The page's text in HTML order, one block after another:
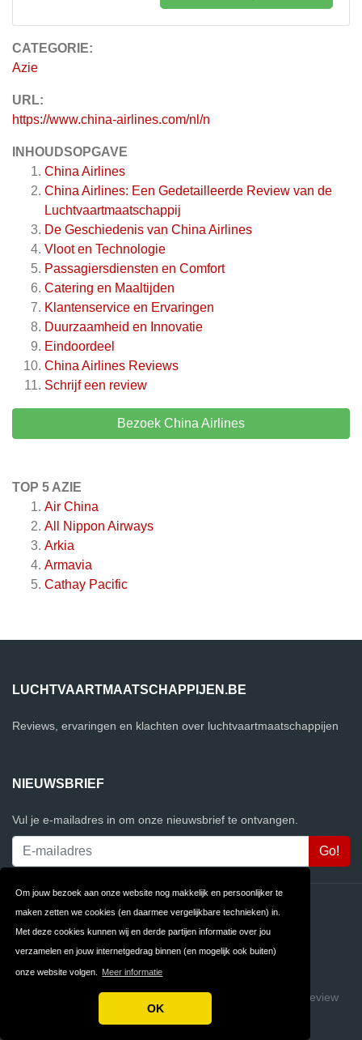
Om jouw bezoek aan onze website nog makkelijk en persoonlijker te
maken zetten we cookies (en daarmee vergelijkbare technieken) in.
Met deze cookies kunnen wij en derde partijen informatie over jou
verzamelen en jouw internetgedrag binnen (en mogelijk ook buiten)
onze website volgen. Meer informatie
OK
CATEGORIE:
Azie
URL:
https://www.china-airlines.com/nl/n
INHOUDSOPGAVE
China Airlines
China Airlines: Een Gedetailleerde Review van de
Luchtvaartmaatschappij
De Geschiedenis van China Airlines
Vloot en Technologie
Passagiersdiensten en Comfort
Catering en Maaltijden
Klantenservice en Ervaringen
Duurzaamheid en Innovatie
Eindoordeel
China Airlines Reviews
Schrijf een review
Bezoek China Airlines
TOP 5 AZIE
Air China
All Nippon Airways
Arkia
Armavia
Cathay Pacific
LUCHTVAARTMAATSCHAPPIJEN.BE
Reviews, ervaringen en klachten over luchtvaartmaatschappijen
NIEUWSBRIEF
Vul je e-mailadres in om onze nieuwsbrief te ontvangen.
Contact Privacy
Algemene FAQ
Copyright © 2026 Luchtvaartmaatschappijen.be
Build review
sites with ReviewTycoon